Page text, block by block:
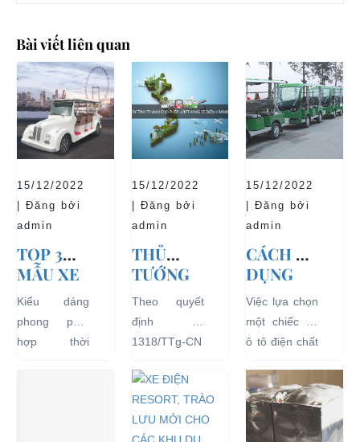
Bài viết liên quan
15/12/2022
| Đăng bởi
admin
TOP 3
MẪU XE
Ô TÔ
ĐIỆN
THỊNH
HÀNH VÀ
Kiểu dáng
phong phú,
hợp thời
15/12/2022
| Đăng bởi
admin
THỦ
TƯỚNG
CHÍNH
PHỦ
ĐỒNG Ý
ĐIỂM XE
ĐIỆN 04
BÁNH
CHỞ
Theo quyết
định số
1318/TTg-CN
27/09/2018,
Thủ tướng
Chính phủ đã
15/12/2022
| Đăng bởi
admin
CÁCH SỬ
DỤNG
XE Ô TÔ
ĐIỆN ĐỂ
TĂNG
TUỔI
THỌ
CHO XE
Việc lựa chọn
một chiếc xe
ô tô điện chất
ngay từ đầu
sẽ mang lại
hiệu quả sử